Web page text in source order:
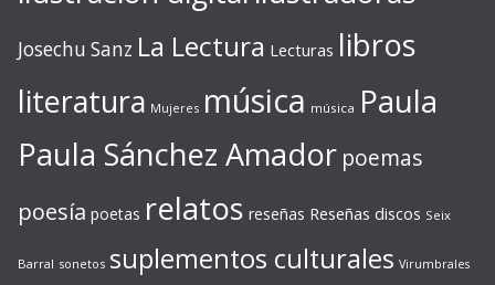
Josechu Sanz La Lectura Lecturas libros
literatura Mujeres música música Paula
Paula Sánchez Amador poemas
poesía poetas relatos reseñas Reseñas discos Seix
Barral sonetos suplementos culturales Virumbrales